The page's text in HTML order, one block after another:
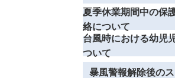
夏季休業期間中の保
絡について
台風時における幼児
ついて
暴風警報解除後の